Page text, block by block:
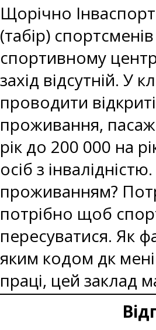
Щорічно
(табір)
спортивному
захід відсутній. У
проводити
проживання,
рік до 200 000 на
осіб з
проживанням?
потрібно щоб
пересуватися. Як
яким кодом дк
праці, цей заклад